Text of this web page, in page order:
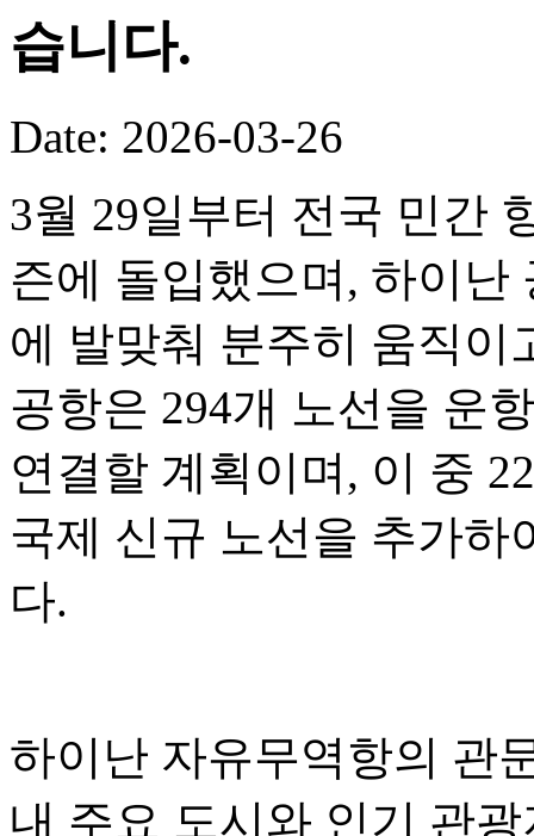
습니다.
Date: 2026-03-26
3월 29일부터 전국 민간
즌에 돌입했으며, 하이난
에 발맞춰 분주히 움직이
공항은 294개 노선을 운
연결할 계획이며, 이 중
국제 신규 노선을 추가하
다.
하이난 자유무역항의 관
내 주요 도시와 인기 관